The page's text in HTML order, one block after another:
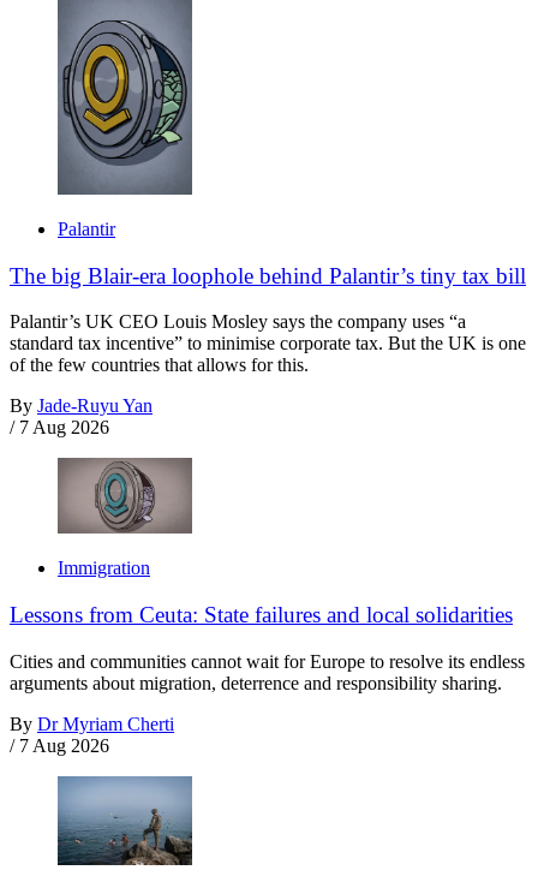
Palantir
The big Blair-era loophole behind Palantir’s tiny tax bill
Palantir’s UK CEO Louis Mosley says the company uses “a
standard tax incentive” to minimise corporate tax. But the UK is one
of the few countries that allows for this.
By Jade-Ruyu Yan
/ 7 Aug 2026
Immigration
Lessons from Ceuta: State failures and local solidarities
Cities and communities cannot wait for Europe to resolve its endless
arguments about migration, deterrence and responsibility sharing.
By Dr Myriam Cherti
/ 7 Aug 2026